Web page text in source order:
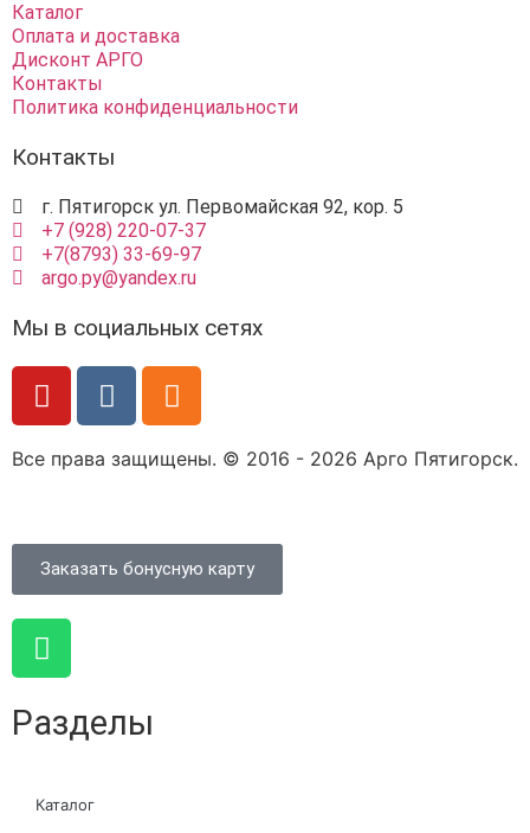
Каталог
Оплата и доставка
Дисконт АРГО
Контакты
Политика конфиденциальности
Контакты
г. Пятигорск ул. Первомайская 92, кор. 5
+7 (928) 220-07-37
+7(8793) 33-69-97
argo.py@yandex.ru
Мы в социальных сетях
Все права защищены. © 2016 - 2026 Арго Пятигорск.
Заказать бонусную карту
Разделы
Каталог